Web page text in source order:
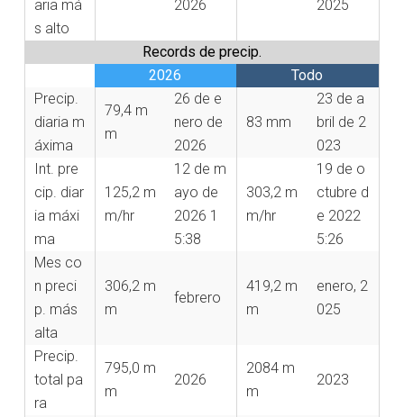
aria má
s alto
2026
2025
Records de precip.
2026
Todo
Precip.
diaria m
áxima
79,4 m
m
26 de e
nero de
2026
83 mm
23 de a
bril de 2
023
Int. pre
cip. diar
ia máxi
ma
125,2 m
m/hr
12 de m
ayo de
2026 1
5:38
303,2 m
m/hr
19 de o
ctubre d
e 2022
5:26
Mes co
n preci
p. más
alta
306,2 m
m
febrero
419,2 m
m
enero, 2
025
Precip.
total pa
ra
795,0 m
m
2026
2084 m
m
2023